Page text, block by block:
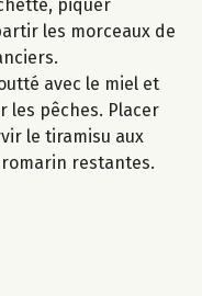
piquer
les morceaux de
avec le miel et
les pêches. Placer
le tiramisu aux
restantes.